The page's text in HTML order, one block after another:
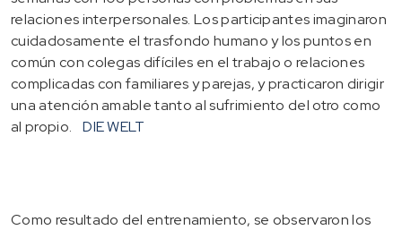
relaciones interpersonales. Los participantes imaginaron
cuidadosamente el trasfondo humano y los puntos en
común con colegas difíciles en el trabajo o relaciones
complicadas con familiares y parejas, y practicaron dirigir
una atención amable tanto al sufrimiento del otro como
al propio.
DIE WELT
Como resultado del entrenamiento, se observaron los